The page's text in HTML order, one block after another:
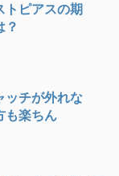
トピアスの期
？
ッチが外れな
も楽ちん